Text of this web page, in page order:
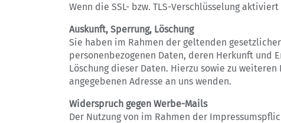
Wenn die SSL- bzw. TLS-Verschlüsselung
Auskunft, Sperrung, Löschung
Sie haben im Rahmen der geltenden
personenbezogenen Daten, deren Herkunft und
Löschung dieser Daten. Hierzu sowie zu
angegebenen Adresse an uns wenden.
Widerspruch gegen Werbe-Mails
Der Nutzung von im Rahmen der